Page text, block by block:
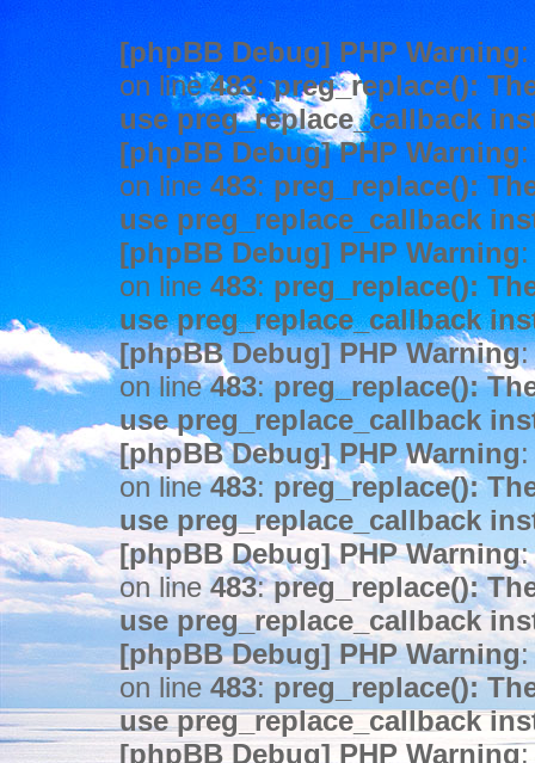
[phpBB Debug] PHP Warning
on line483:preg_replace():
use preg_replace_callback
[phpBB Debug] PHP Warning
on line 483: preg_replace():
use preg_replace_callback
[phpBB Debug] PHP Warning
on line 483: preg_replace():
use preg_replace_callback
[phpBB Debug] PHP Warning:
on line483:preg_replace():
use preg_replace_callback
[phpBB Debug] PHP Warning
on line483: preg_replace():
use preg_replace_callback
[phpBB Debug] PHP Warning:
on line483:preg_replace():
use preg_replace_callback
[phpBB Debug] PHP Warning:
on line 483:preg_replace():
use preg_replace_callback
[phpBB Debug] PHP Warning: